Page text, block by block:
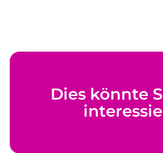
Dies könnte